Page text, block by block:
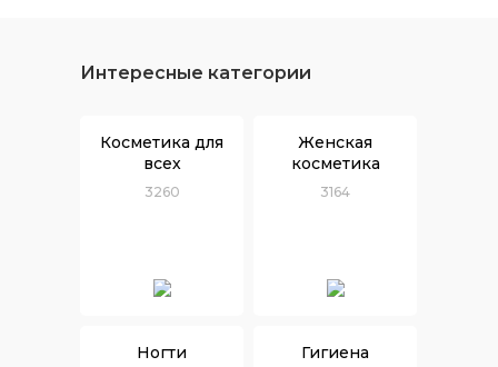
Интересные категории
Косметика для
всех
3260
Женская
косметика
3164
Ногти Гигиена